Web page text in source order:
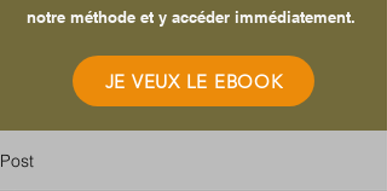
notre méthode et y accéder immédiatement.
JE VEUX LE EBOOK
Post